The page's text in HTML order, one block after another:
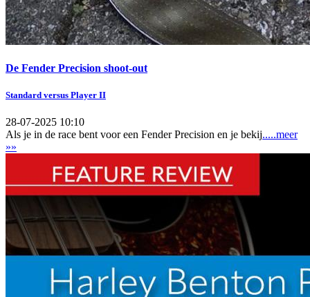
De Fender Precision shoot-out
Standard versus Player II
28-07-2025 10:10
Als je in de race bent voor een Fender Precision en je bekij.....meer
»»